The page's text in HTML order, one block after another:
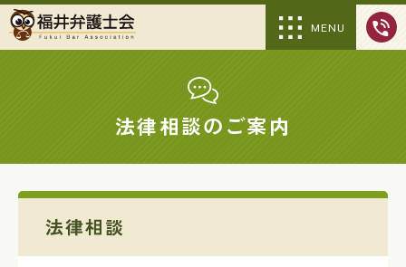
MENU
法律相談のご案内
法律相談